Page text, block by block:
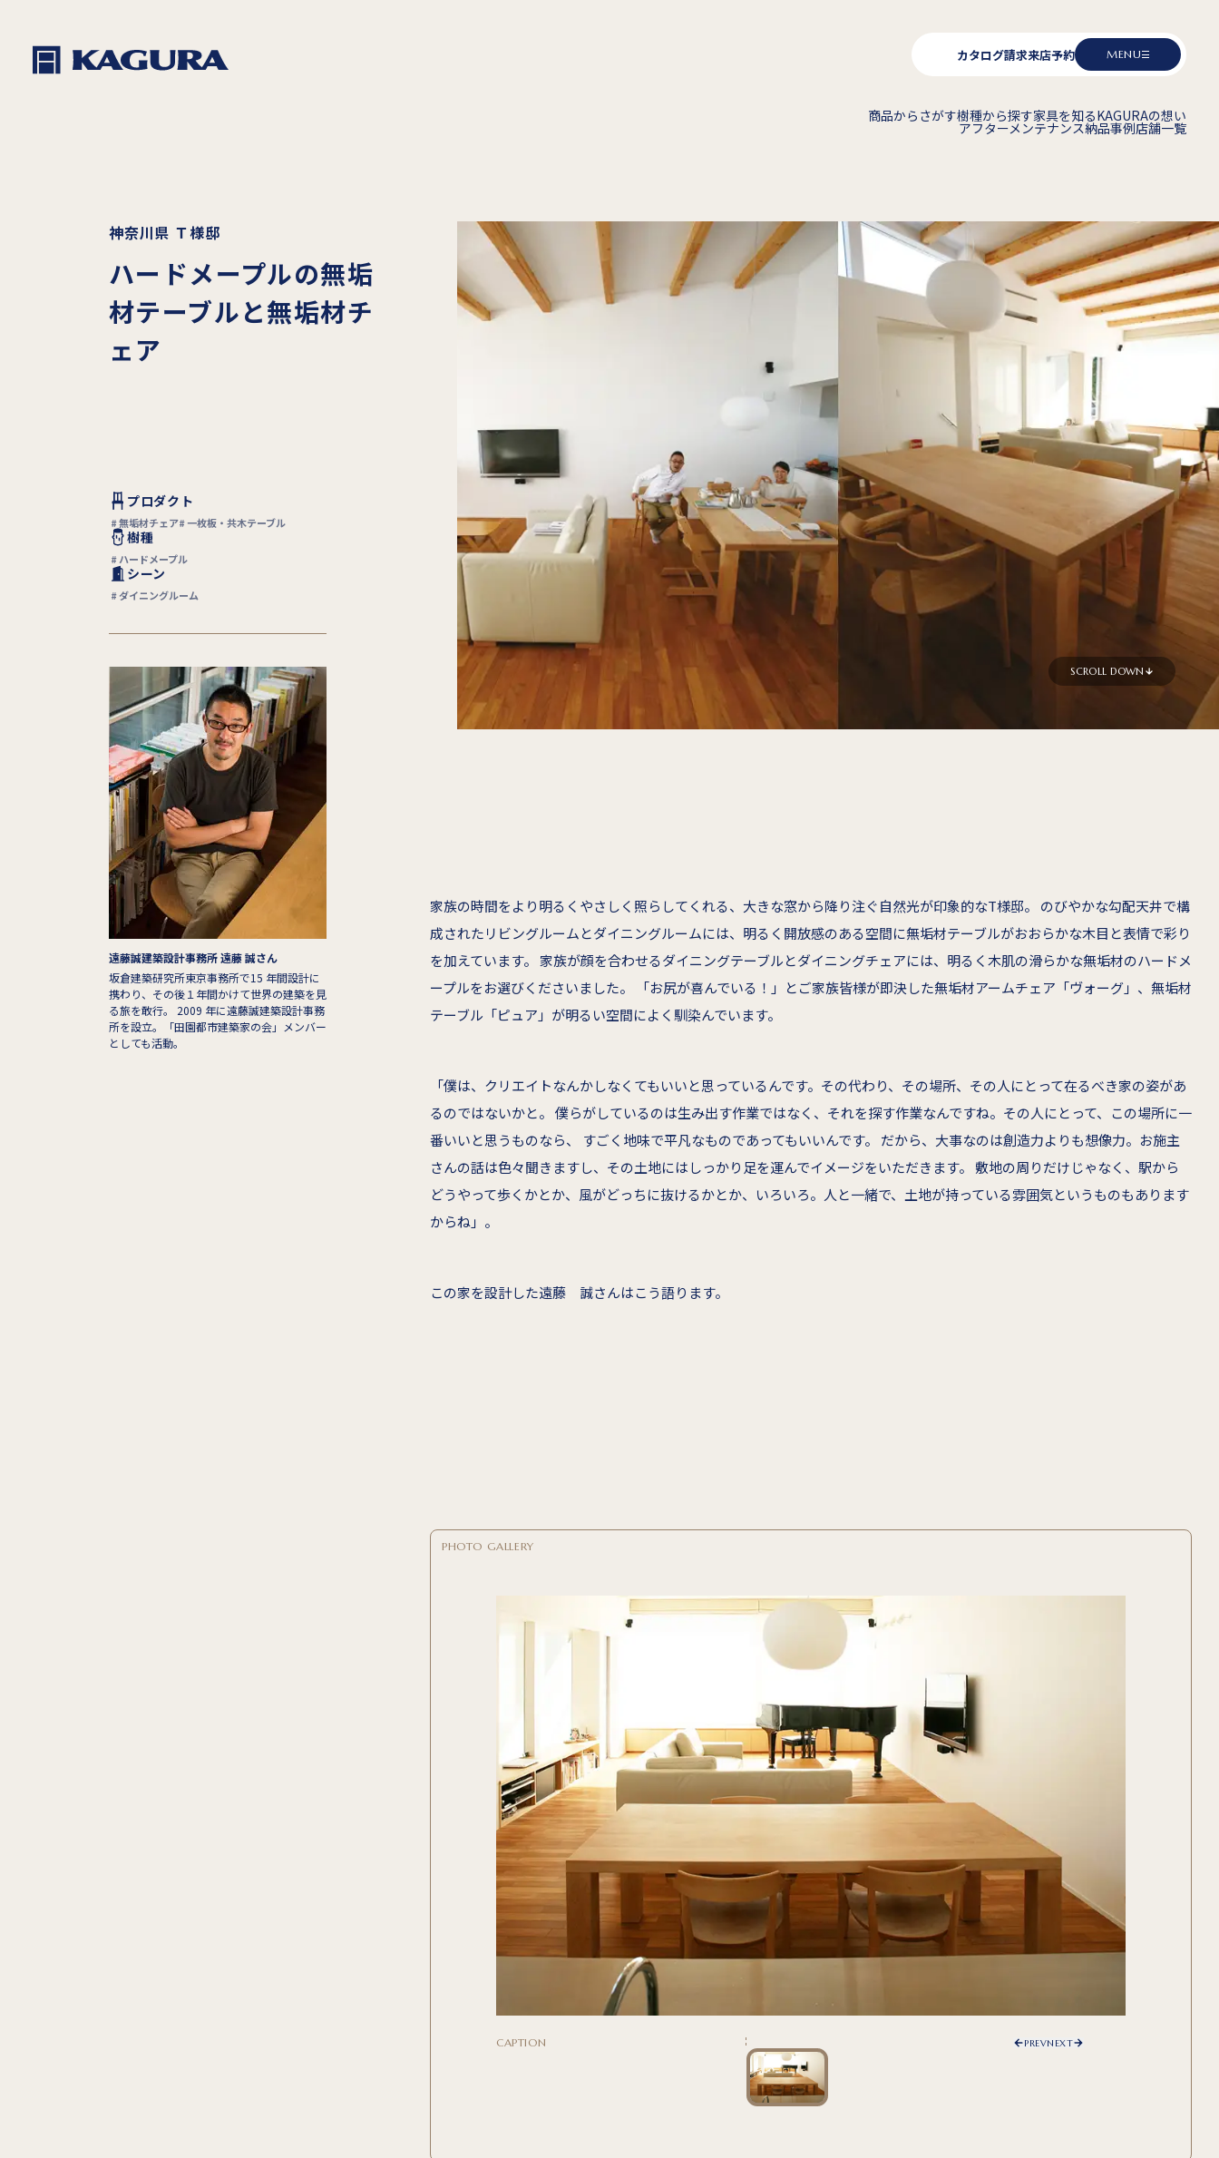
カタログ請求来店予約 MENU
商品からさがす樹種から探す家具を知るKAGURAの想い
アフターメンテナンス納品事例店舗一覧
神奈川県 Ｔ様邸
ハードメープルの無垢
材テーブルと無垢材チ
ェア
プロダクト
無垢材チェア 一枚板・共木テーブル
樹種
ハードメープル
シーン
ダイニングルーム
遠藤誠建築設計事務所 遠藤 誠さん
坂倉建築研究所東京事務所で15 年間設計に
携わり、その後１年間かけて世界の建築を見
る旅を敢行。 2009 年に遠藤誠建築設計事務
所を設立。「田園都市建築家の会」メンバー
としても活動。
SCROLL DOWN
家族の時間をより明るくやさしく照らしてくれる、大きな窓から降り注ぐ自然光が印象的なT様邸。 のびやかな勾配天井で構
成されたリビングルームとダイニングルームには、明るく開放感のある空間に無垢材テーブルがおおらかな木目と表情で彩り
を加えています。 家族が顔を合わせるダイニングテーブルとダイニングチェアには、明るく木肌の滑らかな無垢材のハードメ
ープルをお選びくださいました。 「お尻が喜んでいる！」とご家族皆様が即決した無垢材アームチェア「ヴォーグ」、無垢材
テーブル「ピュア」が明るい空間によく馴染んでいます。
「僕は、クリエイトなんかしなくてもいいと思っているんです。その代わり、その場所、その人にとって在るべき家の姿があ
るのではないかと。 僕らがしているのは生み出す作業ではなく、それを探す作業なんですね。その人にとって、この場所に一
番いいと思うものなら、 すごく地味で平凡なものであってもいいんです。 だから、大事なのは創造力よりも想像力。お施主
さんの話は色々聞きますし、その土地にはしっかり足を運んでイメージをいただきます。 敷地の周りだけじゃなく、駅から
どうやって歩くかとか、風がどっちに抜けるかとか、いろいろ。人と一緒で、土地が持っている雰囲気というものもあります
からね」。
この家を設計した遠藤 誠さんはこう語ります。
CAPTION PREVNEXT